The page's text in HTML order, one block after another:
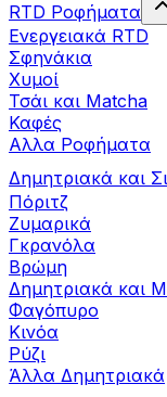
RTD Ροφήματα
Ενεργειακά RTD
Σφηνάκια
Χυμοί
Τσάι και Matcha
Καφές
Αλλα Ροφήματα
Δημητριακά και
Πόριτζ
Ζυμαρικά
Γκρανόλα
Βρώμη
Δημητριακά και
Φαγόπυρο
Κινόα
Ρύζι
Άλλα Δημητριακά